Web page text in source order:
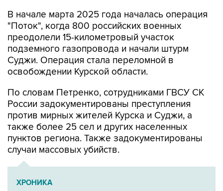
В начале марта 2025 года началась операция
"Поток", когда 800 российских военных
преодолели 15-километровый участок
подземного газопровода и начали штурм
Суджи. Операция стала переломной в
освобождении Курской области.
По словам Петренко, сотрудниками ГВСУ СК
России задокументированы преступления
против мирных жителей Курска и Суджи, а
также более 25 сел и других населенных
пунктов региона. Также задокументированы
случаи массовых убийств.
ХРОНИКА